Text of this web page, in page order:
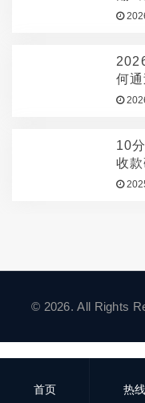
何
10
收
企业
© 2026. All Rights
首页 热线